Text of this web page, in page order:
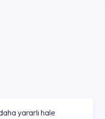
yararlı hale